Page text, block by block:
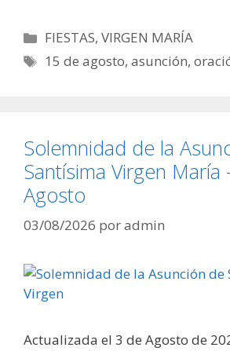
Categorías
FIESTAS,VIRGEN MARÍA
Etiquetas
15 de agosto,asunción,
Solemnidad de la
Santísima Virgen María
Agosto
03/08/2026 poradmin
Actualizada el 3 de Agosto de